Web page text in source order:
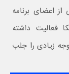
از اعضای برنامه
فعالیت داشته
زیادی را جلب